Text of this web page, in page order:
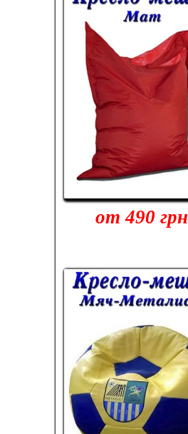
от 490 грн